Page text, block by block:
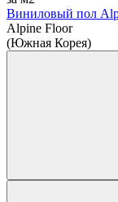
Виниловый пол
Alpine Floor
(Южная Корея)